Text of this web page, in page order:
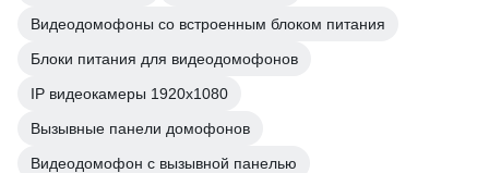
Видеодомофоны со встроенным блоком питания
Блоки питания для видеодомофонов
IP видеокамеры 1920х1080
Вызывные панели домофонов
Видеодомофон с вызывной панелью